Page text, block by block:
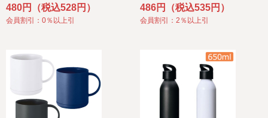
480円（税込528円）
会員割引：0％以上引
486円（税込535円）
会員割引：2％以上引